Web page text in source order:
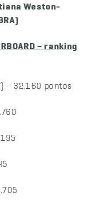
Weston-
– ranking
– 32.160 pontos